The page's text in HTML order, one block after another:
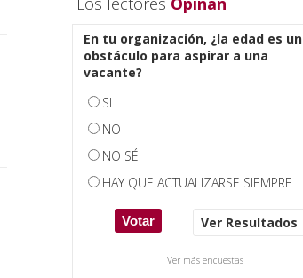
En tu organización, ¿la edad es un
obstáculo para aspirar a una
vacante?
SI
NO
NO SÉ
HAY QUE ACTUALIZARSE SIEMPRE
Ver Resultados
Ver más encuestas